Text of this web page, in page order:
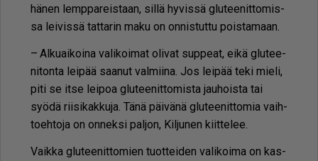
hä­nen lemp­pa­reis­taan, sil­lä hy­vis­sä glu­tee­nit­to­mis­
sa lei­vis­sä tat­ta­rin maku on on­nis­tut­tu pois­ta­maan.
– Al­ku­ai­koi­na va­li­koi­mat oli­vat sup­pe­at, ei­kä glu­tee­
ni­ton­ta lei­pää saa­nut val­mii­na. Jos lei­pää teki mie­li,
piti se it­se lei­poa glu­tee­nit­to­mis­ta jau­hois­ta tai
syö­dä rii­si­kak­ku­ja. Tänä päi­vä­nä glu­tee­nit­to­mia vaih­
to­eh­to­ja on on­nek­si pal­jon, Kil­ju­nen kiit­te­lee.
Vaik­ka glu­tee­nit­to­mien tuot­tei­den va­li­koi­ma on kas­